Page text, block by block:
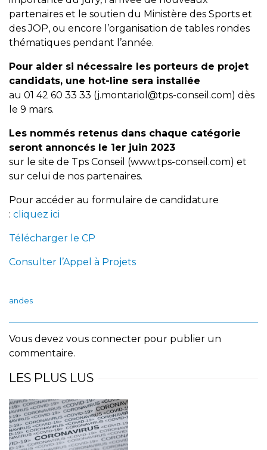
partenaires et le soutien du Ministère des Sports et
des JOP, ou encore l’organisation de tables rondes
thématiques pendant l’année.
Pour aider si nécessaire les porteurs de projet
candidats, une hot-line sera installée
au 01 42 60 33 33 (j.montariol@tps-conseil.com) dès
le 9 mars.
Les nommés retenus dans chaque catégorie
seront annoncés le 1er juin 2023
sur le site de Tps Conseil (www.tps-conseil.com) et
sur celui de nos partenaires.
Pour accéder au formulaire de candidature
: cliquez ici
Télécharger le CP
Consulter l’Appel à Projets
andes
Vous devez vous connecter pour publier un
commentaire.
LES PLUS LUS